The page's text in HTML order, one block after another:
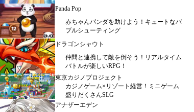
Panda Pop
赤ちゃんパンダを助けよう！キュートなバ
ブルシューティング
ドラゴンシャウト
仲間と連携して敵を倒そう！リアルタイム
バトルが楽しいRPG！
東京カジノプロジェクト
カジノゲーム×リゾート経営！ミニゲーム
盛りだくさんSLG
アナザーエデン